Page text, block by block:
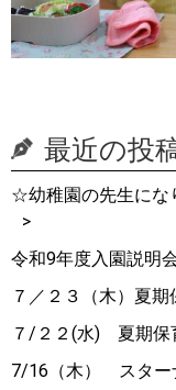
最近の投
☆幼稚園の先生にな
令和9年度入園説明
７／２３（木）夏
７/２２(水) 夏期保
7/16（木） スター